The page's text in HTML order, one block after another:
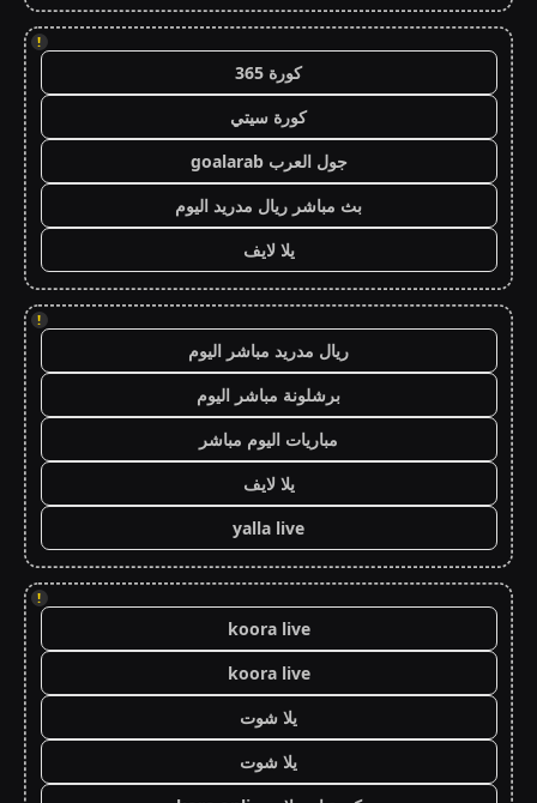
!
كورة 365
كورة سيتي
جول العرب goalarab
بث مباشر ريال مدريد اليوم
يلا لايف
!
ريال مدريد مباشر اليوم
برشلونة مباشر اليوم
مباريات اليوم مباشر
يلا لايف
yalla live
!
koora live
koora live
يلا شوت
يلا شوت